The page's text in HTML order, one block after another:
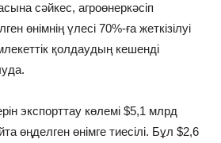
сәйкес, агроөнеркәсіп
өнімнің үлесі 70%-ға жеткізілуі
қолдаудың кешенді
экспорттау көлемі $5,1 млрд
өңделген өнімге тиесілі. Бұл $2,6